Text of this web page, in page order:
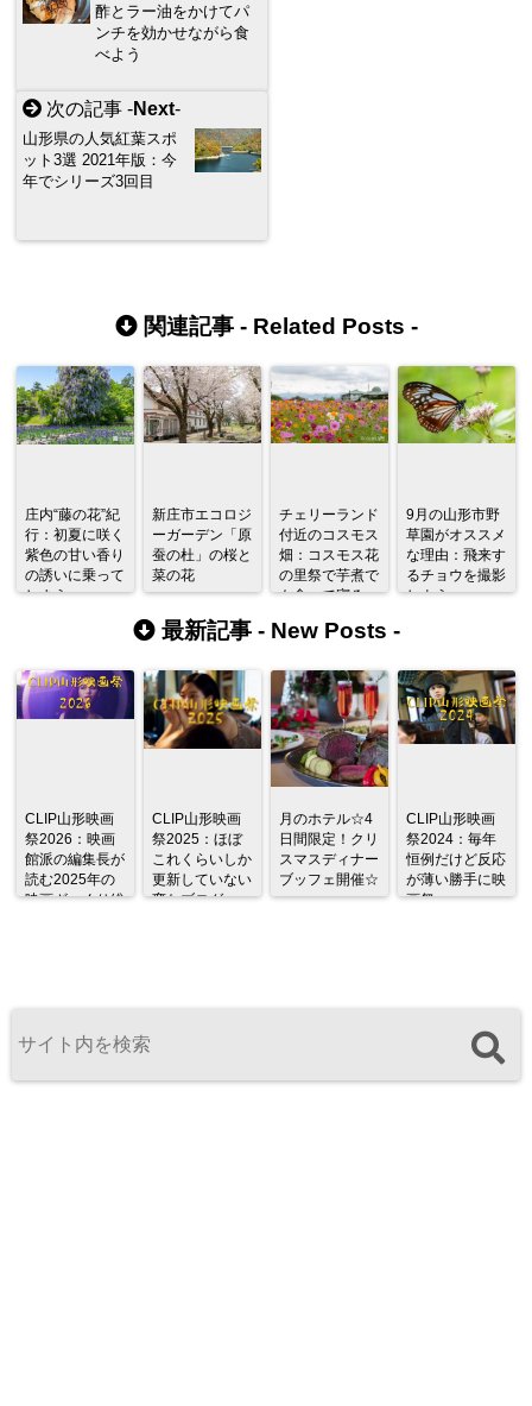
酢とラー油をかけてパ
ンチを効かせながら食
べよう
次の記事 -Next-
山形県の人気紅葉スポ
ット3選 2021年版：今
年でシリーズ3回目
関連記事 - Related Posts -
庄内“藤の花”紀
行：初夏に咲く
紫色の甘い香り
の誘いに乗って
しまう
新庄市エコロジ
ーガーデン「原
蚕の杜」の桜と
菜の花
チェリーランド
付近のコスモス
畑：コスモス花
の里祭で芋煮で
も食って寝ろ
9月の山形市野
草園がオススメ
な理由：飛来す
るチョウを撮影
しよう
最新記事 - New Posts -
CLIP山形映画
祭2026：映画
館派の編集長が
読む2025年の
映画ざっくり総
CLIP山形映画
祭2025：ほぼ
これくらいしか
更新していない
変なブログ
月のホテル☆4
日間限定！クリ
スマスディナー
ブッフェ開催☆
CLIP山形映画
祭2024：毎年
恒例だけど反応
が薄い勝手に映
画祭